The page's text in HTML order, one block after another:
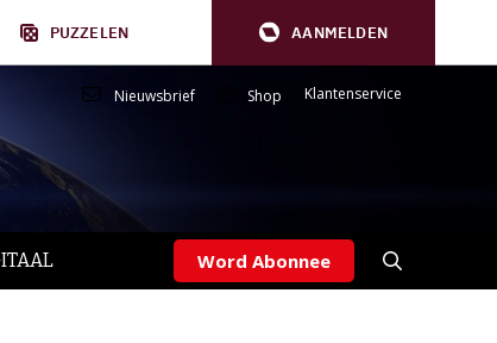
PUZZELEN AANMELDEN
Nieuwsbrief Shop Klantenservice
Word Abonnee